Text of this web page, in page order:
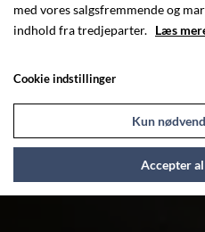
med vores salgsfremmende og
indhold fra tredjeparter. Læs
Cookie indstillinger
Kun
Accepter